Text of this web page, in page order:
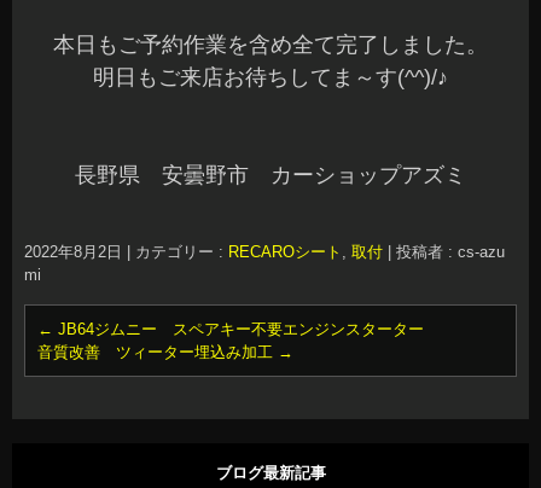
本日もご予約作業を含め全て完了しました。
明日もご来店お待ちしてま～す(^^)/♪
長野県 安曇野市 カーショップアズミ
2022年8月2日 カテゴリー : RECAROシート , 取付
投稿者 : cs-azu
mi
← JB64ジムニー スペアキー不要エンジンスターター
音質改善 ツィーター埋込み加工 →
ブログ最新記事